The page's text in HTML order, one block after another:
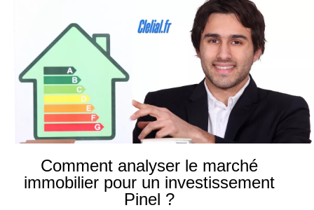
Comment analyser le marché
immobilier pour un investissement
Pinel ?